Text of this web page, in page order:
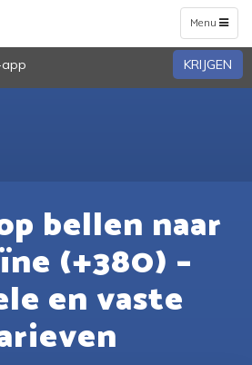
Toggle
navigation
Menu
app KRIJGEN
bellen naar
(+380) –
en vaste